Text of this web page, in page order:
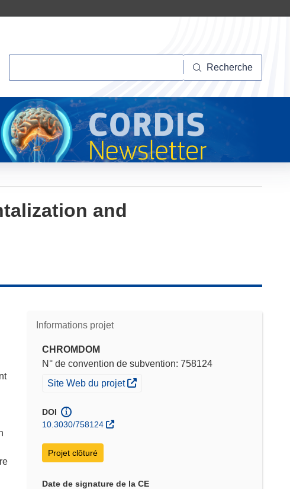
Recherche
and
Informations projet
CHROMDOM
N° de convention de subvention: 758124
(s’ouvre dans une nouvelle fenêtre)
Site Web du projet
DOI
10.3030/758124
Projet clôturé
Date de signature de la CE